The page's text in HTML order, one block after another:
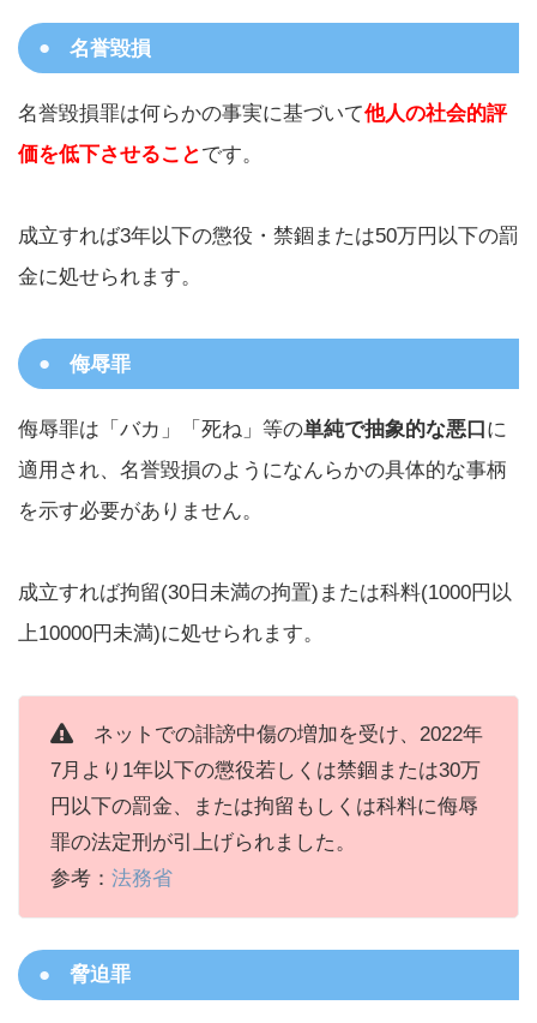
名誉毀損
名誉毀損罪は何らかの事実に基づいて他人の社会的評
価を低下させることです。
成立すれば3年以下の懲役・禁錮または50万円以下の罰
金に処せられます。
侮辱罪
侮辱罪は「バカ」「死ね」等の単純で抽象的な悪口 に
適用され、名誉毀損のようになんらかの具体的な事柄
を示す必要がありません。
成立すれば拘留(30日未満の拘置)または科料(1000円以
上10000円未満)に処せられます。
ネットでの誹謗中傷の増加を受け、2022年
7月より1年以下の懲役若しくは禁錮または30万
円以下の罰金、または拘留もしくは科料に侮辱
罪の法定刑が引上げられました。
参考： 法務省
脅迫罪